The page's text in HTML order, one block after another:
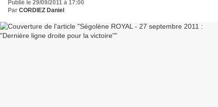
Publié le 29/09/2011 à 17:00
Par CORDIEZ Daniel